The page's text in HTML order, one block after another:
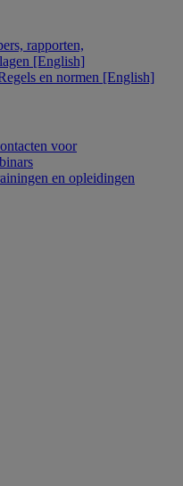
rapporten,
[English]
en normen [English]
voor
en opleidingen